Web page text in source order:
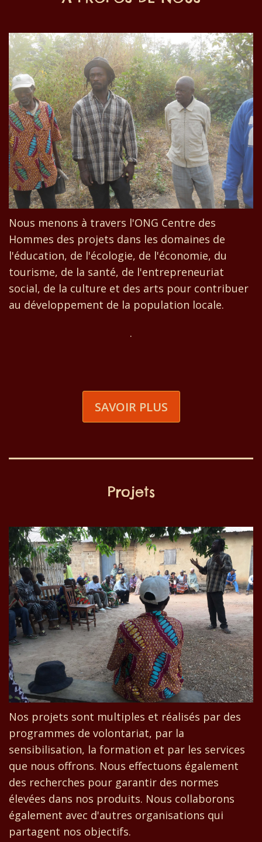
Nous menons à travers l'ONG Centre des
Hommes des projets dans les domaines de
l'éducation, de l'écologie, de l'économie, du
tourisme, de la santé, de l'entrepreneuriat
social, de la culture et des arts pour contribuer
au développement de la population locale.
.
SAVOIR PLUS
Projets
Nos projets sont multiples et réalisés par des
programmes de volontariat, par la
sensibilisation, la formation et par les services
que nous offrons. Nous effectuons également
des recherches pour garantir des normes
élevées dans nos produits. Nous collaborons
également avec d'autres organisations qui
partagent nos objectifs.